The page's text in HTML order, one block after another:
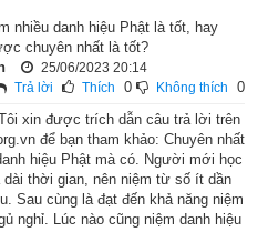
cứu độ cho họ như vậy.”
lấy làm lạ, liền thưa hỏi xin Phật
thời quá khứ. Phật bảo chư tỳ-
lắng nghe, ta sẽ vì các ngươi
đã vô số kiếp, xứ Ba-la-nại có vị
nhiều danh hiệu Phật là tốt, hay
chuyên nhất là tốt?
Trả lời Thích 0 Không thích 0
25/06/2023 20:14
xin được trích dẫn câu trả lời trên
để bạn tham khảo: Chuyên nhất
hiệu Phật mà có. Người mới học
dài thời gian, nên niệm từ số ít dần
Sau cùng là đạt đến khả năng niệm
nghỉ. Lúc nào cũng niệm danh hiệu